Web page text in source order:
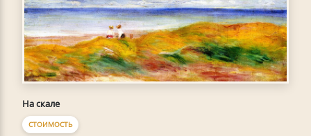
На скале
СТОИМОСТЬ